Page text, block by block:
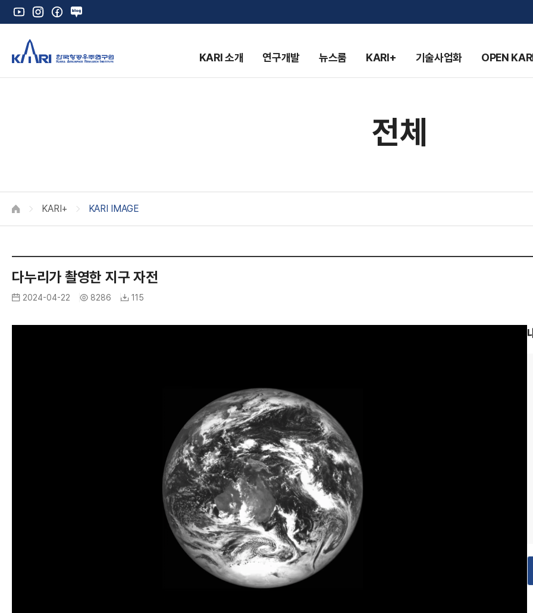
유
튜
인
스
그
램
페
이
네
로
그
A
KARI 소개 연구개발 뉴스룸 KARI+ 기술사업화 OPEN
전체
HOME KARI+ KARI IMAGE
A
R
I
I
다누리가 촬영한 지구 자전
2024-04-22 8286 115